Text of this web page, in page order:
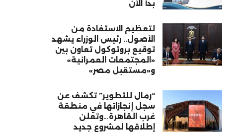
بدأ الآن
لتعظيم الاستفادة من
الأصول.. رئيس الوزراء يشهد
توقيع بروتوكول تعاون بين
«المجتمعات العمرانية»
و«مستقبل مصر»
“رمال للتطوير” تكشف عن
سجل إنجازاتها في منطقة
غرب القاهرة…وتعلن
إطلاقها لمشروع جديد